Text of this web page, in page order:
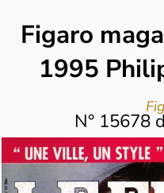
Figaro
1995
N° 15678